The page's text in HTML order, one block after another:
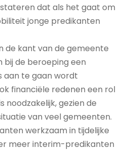
dat als het gaat om
jonge predikanten
de kant van de gemeente
de beroeping een
aan te gaan wordt
financiële redenen een rol
noodzakelijk, gezien de
van veel gemeenten.
werkzaam in tijdelijke
meer interim-predikanten